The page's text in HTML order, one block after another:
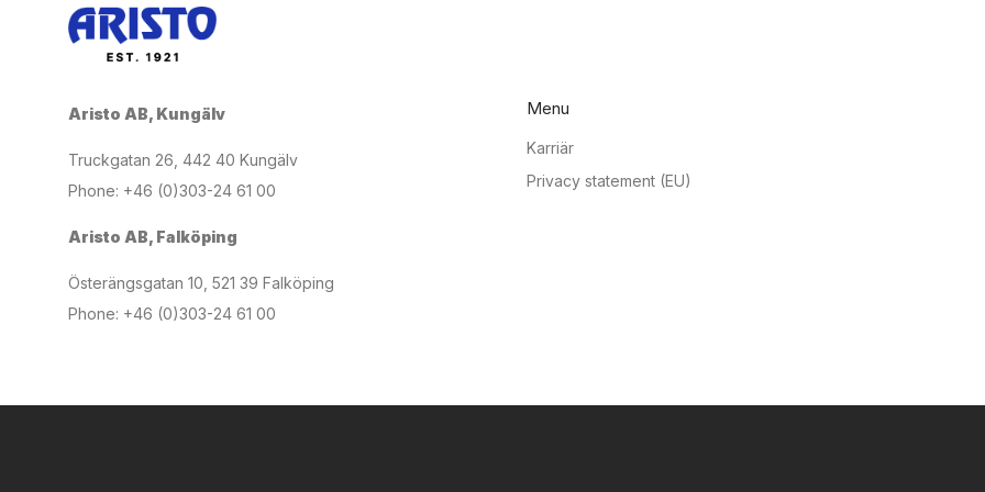
Aristo AB, Kungälv
Truckgatan 26, 442 40 Kungälv
Phone: +46 (0)303-24 61 00
Aristo AB, Falköping
Österängsgatan 10, 521 39 Falköping
Phone: +46 (0)303-24 61 00
Menu
Karriär
Privacy statement (EU)